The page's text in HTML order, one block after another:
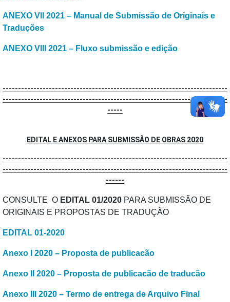
ANEXO VII 2021 – Manual de Submissão de Originais e
Traduções
ANEXO VIII 2021 – Fluxo submissão e edição
-------------------------------------------------------------------------
-------------------------------------------------------------------------
-----
EDITAL E ANEXOS PARA SUBMISSÃO DE OBRAS 2020
-------------------------------------------------------------------------
-------------------------------------------------------------------------
------
CONSULTE O EDITAL 01/2020 PARA SUBMISSÃO DE
ORIGINAIS E PROPOSTAS DE TRADUÇÃO
EDITAL 01-2020
Anexo I 2020 – Proposta de publicacão
Anexo II 2020 – Proposta de publicacão de traducão
Anexo III 2020 – Termo de entrega de Arquivo Final